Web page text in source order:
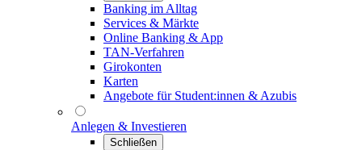
Banking im Alltag
Services & Märkte
Online Banking & App
TAN-Verfahren
Girokonten
Karten
Angebote für Student:innen & Azubis
Anlegen & Investieren
Schließen